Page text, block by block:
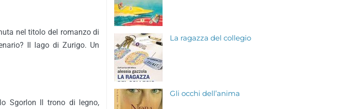
nel titolo del romanzo di
Il lago di Zurigo. Un
Sgorlon Il trono di legno,
La ragazza del collegio
Gli occhi dell’anima